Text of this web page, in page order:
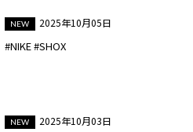
2025年10月05日
#NIKE #SHOX
2025年10月03日